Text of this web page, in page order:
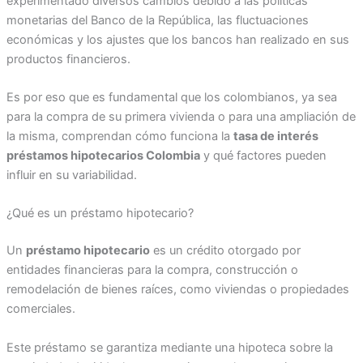
monetarias del Banco de la República, las fluctuaciones
económicas y los ajustes que los bancos han realizado en sus
productos financieros.
Es por eso que es fundamental que los colombianos, ya sea
para la compra de su primera vivienda o para una ampliación de
la misma, comprendan cómo funciona la tasa de interés
préstamos hipotecarios Colombiay qué factores pueden
influir en su variabilidad.
¿Qué es un préstamo hipotecario?
Un préstamo hipotecarioes un crédito otorgado por
entidades financieras para la compra, construcción o
remodelación de bienes raíces, como viviendas o propiedades
comerciales.
Este préstamo se garantiza mediante una hipoteca sobre la